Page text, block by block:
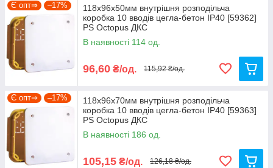
Є опт⇒ –17%
118х96х50мм внутрішня розподільча
коробка 10 вводів цегла-бетон IP40 [59362]
PS Octopus ДКС
В наявності 114 од.
96,60 ₴/од. 115,92 ₴/од.
Є опт⇒ –17%
118х96х70мм внутрішня розподільча
коробка 10 вводів цегла-бетон IP40 [59363]
PS Octopus ДКС
В наявності 186 од.
105,15 ₴/од. 126,18 ₴/од.